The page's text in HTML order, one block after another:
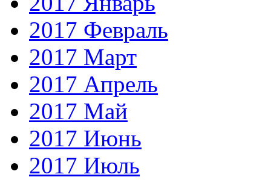
2017 Февраль
2017 Март
2017 Апрель
2017 Май
2017 Июнь
2017 Июль